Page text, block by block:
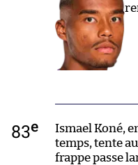
83e
Ismael Koné,
temps, tente
frappe passe